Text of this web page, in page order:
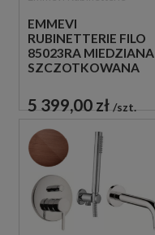
EMMEVI
RUBINETTERIE FILO
85023RA MIEDZIANA
SZCZOTKOWANA
BATERIA WANNOWA
5 399,00 zł szt.